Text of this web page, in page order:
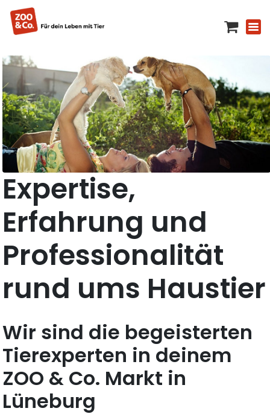
Expertise,
Erfahrung und
Professionalität
rund ums Haustier
Wir sind die begeisterten
Tierexperten in deinem
ZOO & Co. Markt in
Lüneburg